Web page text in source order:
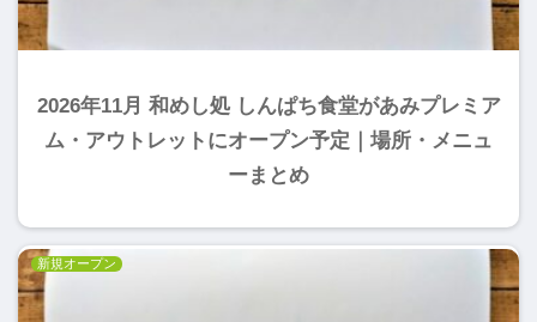
2026年11月 和めし処 しんぱち食堂があみプレミア
ム・アウトレットにオープン予定｜場所・メニュ
ーまとめ
新規オープン